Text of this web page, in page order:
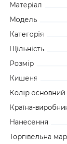
Матеріал
Модель
Категорія
Щільність
Розмір
Кишеня
Колір основний
Країна-
Нанесення
Торгівельна